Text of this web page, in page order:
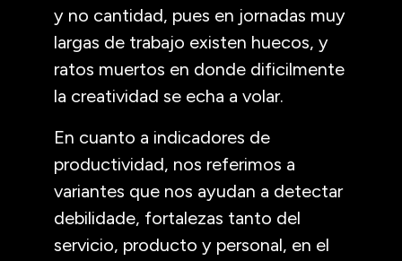
y no cantidad, pues en jornadas muy
largas de trabajo existen huecos, y
ratos muertos en donde dificilmente
la creatividad se echa a volar.
En cuanto a indicadores de
productividad, nos referimos a
variantes que nos ayudan a detectar
debilidade, fortalezas tanto del
servicio, producto y personal, en el